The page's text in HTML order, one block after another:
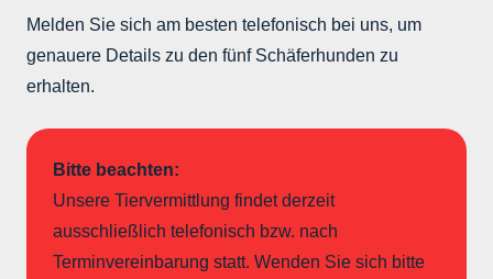
Melden Sie sich am besten telefonisch bei uns, um
genauere Details zu den fünf Schäferhunden zu
erhalten.
Bitte beachten:
Unsere Tiervermittlung findet derzeit
ausschließlich telefonisch bzw. nach
Terminvereinbarung statt. Wenden Sie sich bitte